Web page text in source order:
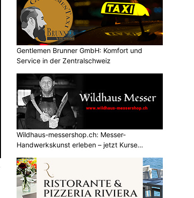
Gentlemen Brunner GmbH: Komfort und
Service in der Zentralschweiz
Wildhaus-messershop.ch: Messer-
Handwerkskunst erleben – jetzt Kurse